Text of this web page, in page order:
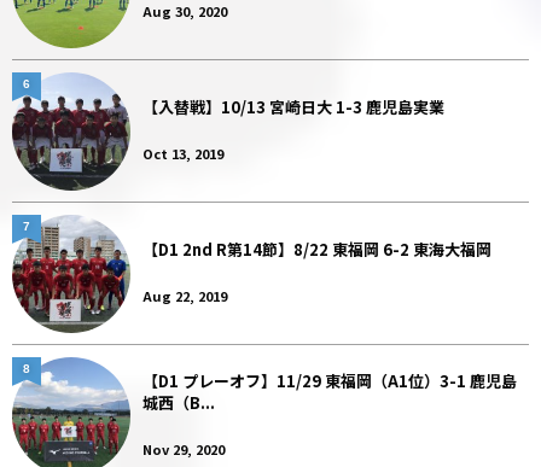
Aug 30, 2020
【入替戦】10/13 宮崎日大 1-3 鹿児島実業
Oct 13, 2019
6
【D1 2nd R第14節】8/22 東福岡 6-2 東海大福岡
Aug 22, 2019
7
【D1 プレーオフ】11/29 東福岡（A1位）3-1 鹿児島
城西（B...
Nov 29, 2020
8